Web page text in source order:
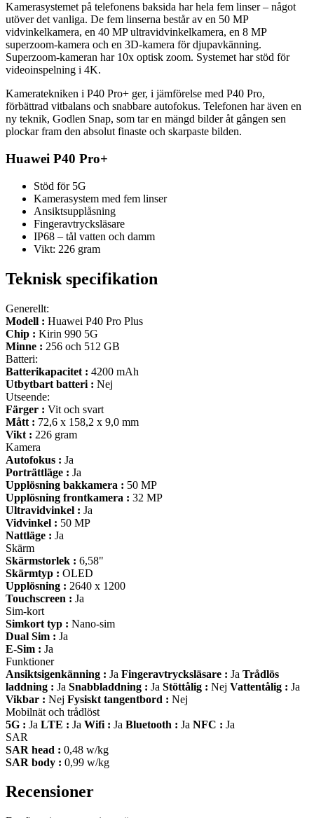
Kamerasystemet på telefonens baksida har hela fem linser – något
utöver det vanliga. De fem linserna består av en 50 MP
vidvinkelkamera, en 40 MP ultravidvinkelkamera, en 8 MP
superzoom-kamera och en 3D-kamera för djupavkänning.
Superzoom-kameran har 10x optisk zoom. Systemet har stöd för
videoinspelning i 4K.
Kameratekniken i P40 Pro+ ger, i jämförelse med P40 Pro,
förbättrad vitbalans och snabbare autofokus. Telefonen har även en
ny teknik, Godlen Snap, som tar en mängd bilder åt gången sen
plockar fram den absolut finaste och skarpaste bilden.
Huawei P40 Pro+
Stöd för 5G
Kamerasystem med fem linser
Ansiktsupplåsning
Fingeravtrycksläsare
IP68 – tål vatten och damm
Vikt: 226 gram
Teknisk specifikation
Generellt:
Modell : Huawei P40 Pro Plus
Chip : Kirin 990 5G
Minne : 256 och 512 GB
Batteri:
Batterikapacitet : 4200 mAh
Utbytbart batteri : Nej
Utseende:
Färger : Vit och svart
Mått : 72,6 x 158,2 x 9,0 mm
Vikt : 226 gram
Kamera
Autofokus : Ja
Porträttläge : Ja
Upplösning bakkamera : 50 MP
Upplösning frontkamera : 32 MP
Ultravidvinkel : Ja
Vidvinkel : 50 MP
Nattläge : Ja
Skärm
Skärmstorlek : 6,58"
Skärmtyp : OLED
Upplösning : 2640 x 1200
Touchscreen : Ja
Sim-kort
Simkort typ : Nano-sim
Dual Sim : Ja
E-Sim : Ja
Funktioner
Ansiktsigenkänning : Ja Fingeravtrycksläsare : Ja Trådlös
laddning : Ja Snabbladdning : Ja Stöttålig : Nej Vattentålig : Ja
Vikbar : Nej Fysiskt tangentbord : Nej
Mobilnät och trådlöst
5G : Ja LTE : Ja Wifi : Ja Bluetooth : Ja NFC : Ja
SAR
SAR head : 0,48 w/kg
SAR body : 0,99 w/kg
Recensioner